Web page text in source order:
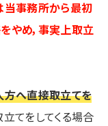
当事務所から最初
やめ，事実上取立
へ直接取立てを
てをしてくる場合